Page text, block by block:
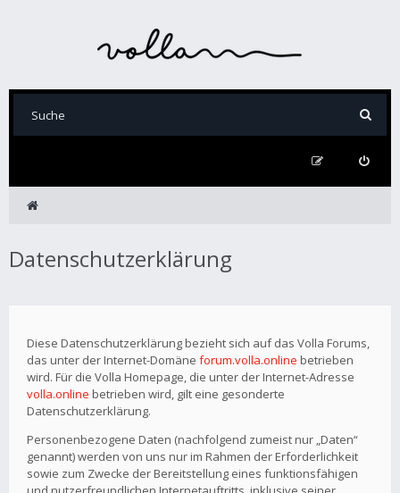
Datenschutzerklärung
Diese Datenschutzerklärung bezieht sich auf das Volla Forums,
das unter der Internet-Domäne forum.volla.online betrieben
wird. Für die Volla Homepage, die unter der Internet-Adresse
volla.online betrieben wird, gilt eine gesonderte
Datenschutzerklärung.
Personenbezogene Daten (nachfolgend zumeist nur „Daten“
genannt) werden von uns nur im Rahmen der Erforderlichkeit
sowie zum Zwecke der Bereitstellung eines funktionsfähigen